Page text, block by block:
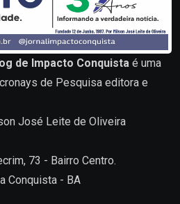
de Impacto Conquista é uma
de Pesquisa editora e
José Leite de Oliveira
73 - Bairro Centro.
Conquista - BA